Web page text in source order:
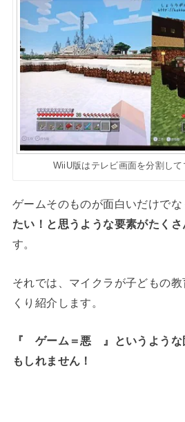
WiiU版はテレビ画面を分割し
ゲームそのものが面白いだけでな
たい！と思うような要素がたくさ
す。
それでは、マイクラが子どもの
くり紹介します。
『 ゲーム＝悪 』というような
もしれません！